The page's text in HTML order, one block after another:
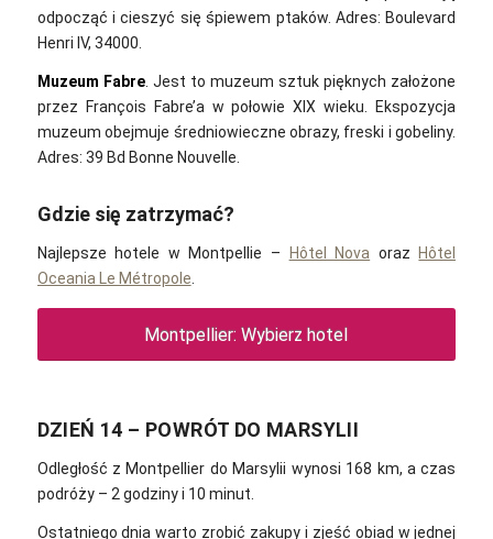
odpocząć i cieszyć się śpiewem ptaków. Adres: Boulevard
Henri IV, 34000.
Muzeum Fabre. Jest to muzeum sztuk pięknych założone
przez François Fabre’a w połowie XIX wieku. Ekspozycja
muzeum obejmuje średniowieczne obrazy, freski i gobeliny.
Adres: 39 Bd Bonne Nouvelle.
Gdzie się zatrzymać?
Najlepsze hotele w Montpellie – Hôtel Nova oraz Hôtel
Oceania Le Métropole
Montpellier: Wybierz hotel
DZIEŃ 14 – POWRÓT DO MARSYLII
Odległość z Montpellier do Marsylii wynosi 168 km, a czas
podróży – 2 godziny i 10 minut.
Ostatniego dnia warto zrobić zakupy i zjeść obiad w jednej